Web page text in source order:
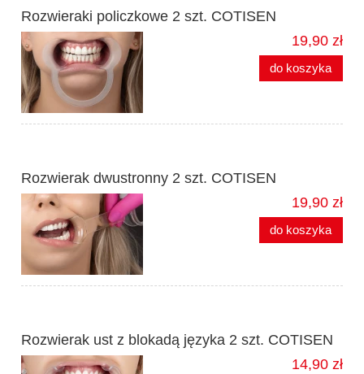
Rozwieraki policzkowe 2 szt. COTISEN
19,90 zł
do koszyka
Rozwierak dwustronny 2 szt. COTISEN
19,90 zł
do koszyka
Rozwierak ust z blokadą języka 2 szt. COTISEN
14,90 zł